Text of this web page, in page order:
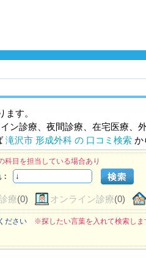
す。
ン診療、夜間診療、在宅医療、
滝沢市 形成外科 の 口コミ検索 か
目を担当している場合あり
療(0) オンライン診療(0)
ださい ※探したい言葉を入れて検索しま